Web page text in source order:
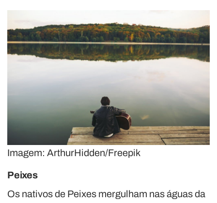
Imagem: ArthurHidden/Freepik
Peixes
Os nativos de Peixes mergulham nas águas da